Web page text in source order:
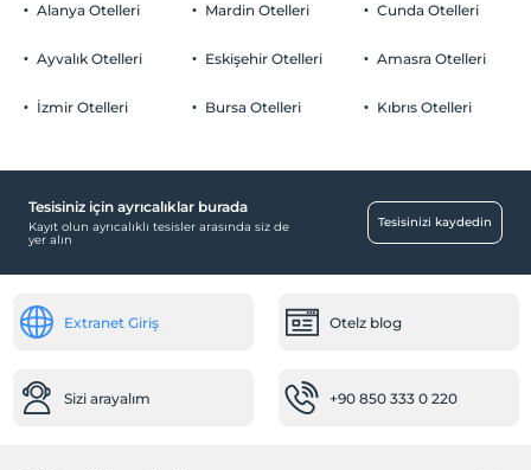
Alanya Otelleri
Ayvalık Otelleri
İzmir Otelleri
Mardin Otelleri
Eskişehir Otelleri
Bursa Otelleri
Cunda Otelleri
Amasra Otelleri
Kıbrıs Otelleri
Tesisiniz için ayrıcalıklar burada
Kayıt olun ayrıcalıklı tesisler arasında siz de
yer alın
Tesisinizi kaydedin
Extranet Giriş Otelz blog
Sizi arayalım +90 850 333 0 220